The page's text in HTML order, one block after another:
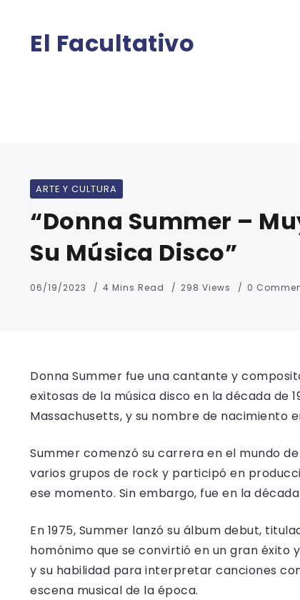
El Facultativo
ARTE Y CULTURA
“Donna Summer –
Su Música Disco”
06/19/2023 4 Mins Read 298 Views 0
Donna Summer fue una cantante y
exitosas de la música disco en la década de
Massachusetts, y su nombre de nacimiento
Summer comenzó su carrera en el mundo
varios grupos de rock y participó en
ese momento. Sin embargo, fue en la
En 1975, Summer lanzó su álbum debut,
homónimo que se convirtió en un gran éxito
y su habilidad para interpretar canciones
escena musical de la época.